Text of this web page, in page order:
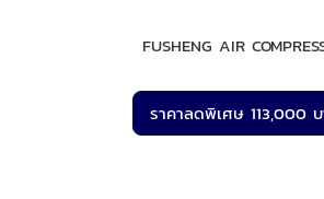
FUSHENG AIR
ราคาลดพิเศษ 113,000